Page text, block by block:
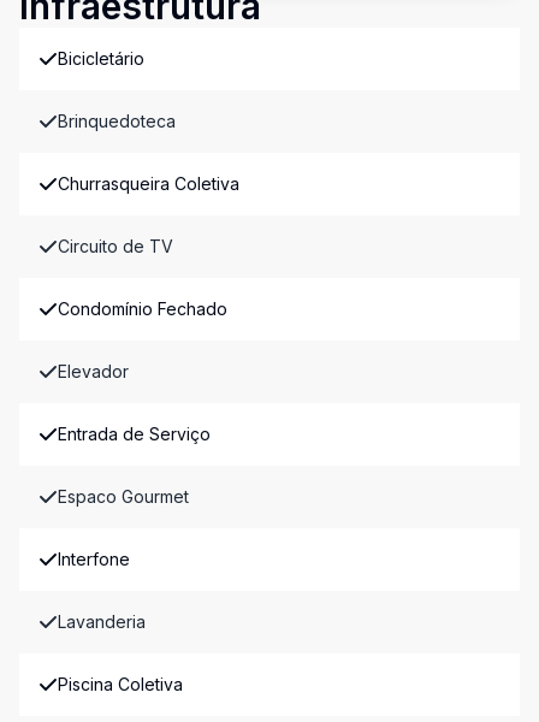
Bicicletário
Brinquedoteca
Churrasqueira Coletiva
Circuito de TV
Condomínio Fechado
Elevador
Entrada de Serviço
Espaco Gourmet
Interfone
Lavanderia
Piscina Coletiva